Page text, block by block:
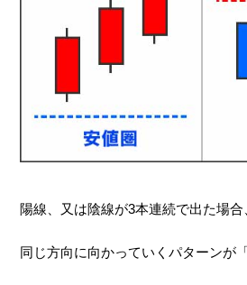
陽線、又は陰線が3本連続で出た場合
同じ方向に向かっていくパターンが